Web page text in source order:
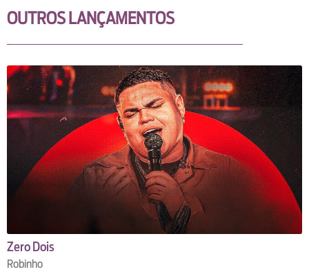
OUTROS LANÇAMENTOS
Zero Dois
Robinho